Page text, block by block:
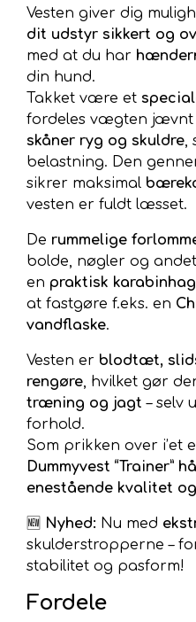
Vesten giver dig
dit udstyr sikkert og
med at du har
din hund.
Takket være et
fordeles vægten jævnt
skåner ryg og skuldre,
belastning. Den
sikrer maksimal
vesten er fuldt læsset.
De rummelige
bolde, nøgler og
en praktisk
at fastgøre f.eks. en
vandflaske.
Vesten er blodtæt,
rengøre, hvilket gør
træning og jagt – selv
forhold.
Som prikken over i’et
Dummyvest “Trainer”
enestående kvalitet
🆕 Nyhed: Nu med
skulderstropperne –
stabilitet og pasform!
Fordele